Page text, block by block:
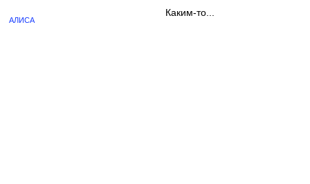
АЛИСА
Каким-то...